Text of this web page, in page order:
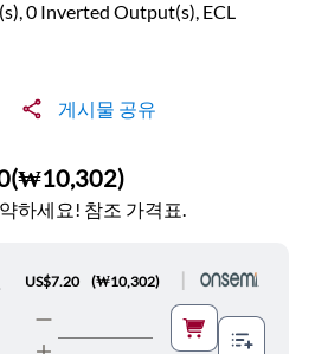
0 Inverted Output(s), ECL
게시물 공유
(₩10,302)
하세요! 참조 가격표.
US$7.20 (₩10,302)